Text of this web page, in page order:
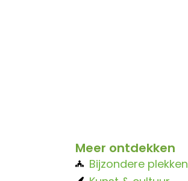
Meer ontdekken
Bijzondere plekken